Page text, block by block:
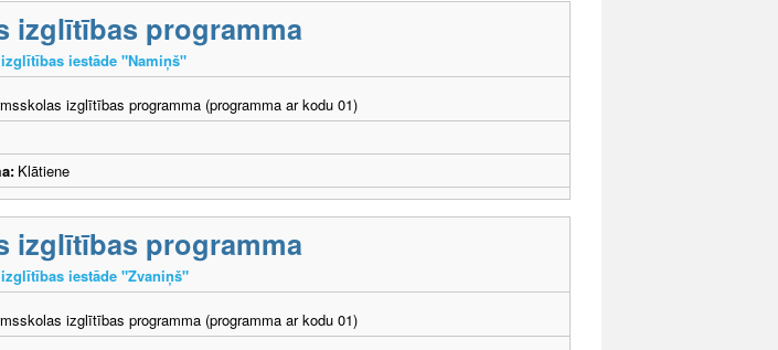
izglītības programma
iestāde "Namiņš"
izglītības programma (programma ar kodu 01)
Klātiene
izglītības programma
iestāde "Zvaniņš"
izglītības programma (programma ar kodu 01)